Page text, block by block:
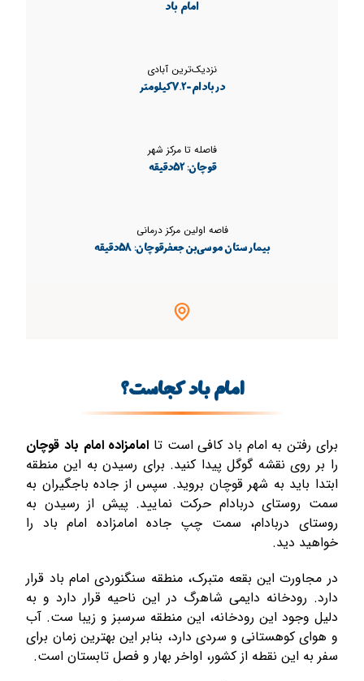
امام باد
نزدیک‌ترین آبادی
دربادام-7.2کیلومتر
فاصله تا مرکز شهر
قوچان: 52دقیقه
فاصه اولین مرکز درمانی
بیمارستان موسی‌بن‌جعفرقوچان: 58دقیقه
امام باد کجاست؟
برای رفتن به امام باد کافی است تا امامزاده امام بادقوچان
را بر روی نقشه گوگل پیدا کنید. برای رسیدن به این منطقه
ابتدا باید به شهر قوچان بروید. سپس از جاده باجگیران به
سمت روستای دربادام حرکت نمایید. پیش از رسیدن به
روستای دربادام، سمت چپ جاده امامزاده امام باد را
خواهید دید.
در مجاورت این بقعه متبرک، منطقه سنگنوردی امام باد قرار
دارد. رودخانه دایمی شاهرگ در این ناحیه قرار دارد و به
دلیل وجود این رودخانه، این منطقه سرسبز و زیبا ست. آب
و هوای کوهستانی و سردی دارد، بنابر این بهترین زمان برای
سفر به این نقطه از کشور، اواخر بهار و فصل تابستان است.